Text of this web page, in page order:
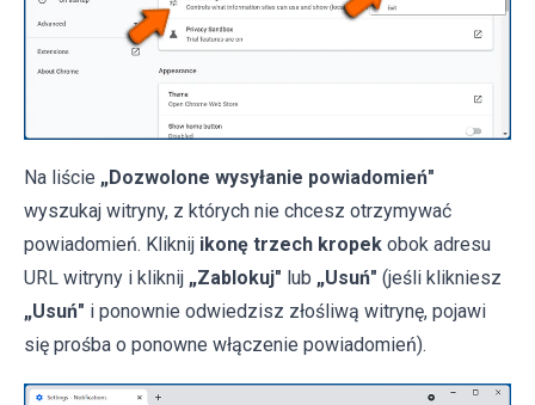
Na liście „Dozwolone wysyłanie powiadomień"
wyszukaj witryny, z których nie chcesz otrzymywać
powiadomień. Kliknij ikonę trzech kropek obok adresu
URL witryny i kliknij „Zablokuj" lub „Usuń" (jeśli klikniesz
„Usuń" i ponownie odwiedzisz złośliwą witrynę, pojawi
się prośba o ponowne włączenie powiadomień).